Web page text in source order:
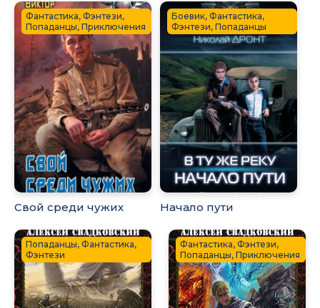
Фантастика, Фэнтези,
Попаданцы, Приключения
Свой среди чужих
Боевик, Фантастика,
Фэнтези, Попаданцы
Начало пути
Попаданцы, Фантастика,
Фэнтези
Фантастика, Фэнтези,
Попаданцы, Приключения